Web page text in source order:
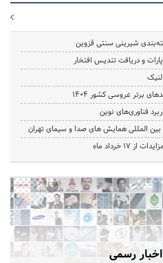
شیرینی سنتی قزوین
برتر عروسی کشور 1404
فناوری‌های نوین
بین المللی همایش های صدا و سیمای تهران
رسمی